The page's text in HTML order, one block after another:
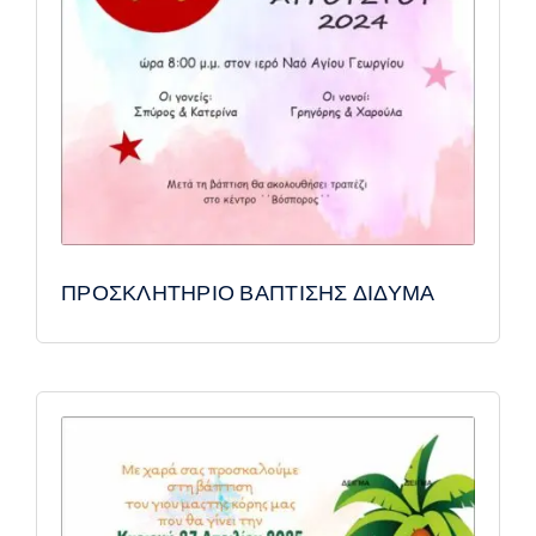
ΠΡΟΣΚΛΗΤΗΡΙΟ ΒΑΠΤΙΣΗΣ ΔΙΔΥΜΑ